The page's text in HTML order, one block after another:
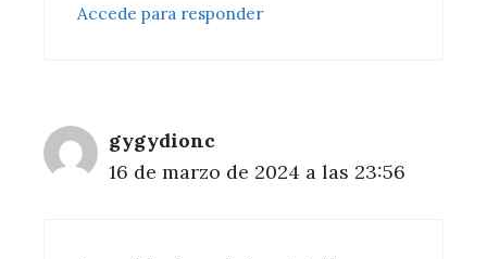
Accede para responder
gygydionc
16 de marzo de 2024 a las 23:56